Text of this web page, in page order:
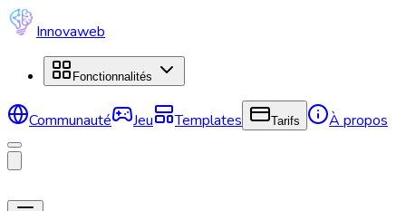
Innovaweb
Fonctionnalités
Communauté Jeu Templates Tarifs À propos